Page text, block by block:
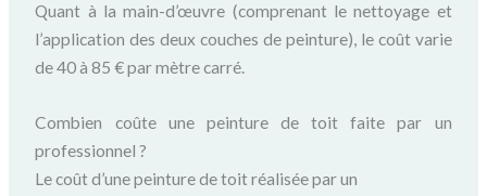
Quant à la main-d’œuvre (comprenant le nettoyage et
l’application des deux couches de peinture), le coût varie
de 40 à 85 € par mètre carré.
Combien coûte une peinture de toit faite par un
professionnel ?
Le coût d’une peinture de toit réalisée par un